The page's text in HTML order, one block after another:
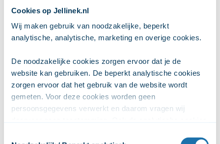
Cookies op Jellinek.nl
Wij maken gebruik van noodzakelijke, beperkt
analytische, analytische, marketing en overige cookies.
De noodzakelijke cookies zorgen ervoor dat je de
website kan gebruiken. De beperkt analytische cookies
zorgen ervoor dat het gebruik van de website wordt
gemeten. Voor deze cookies worden geen
persoonsgegevens verwerkt en daarom vragen wij
Meer informatie
Ma 28 september15:00 - 16:30
KOPP/KOV: Doe- en praatgroep (8-12 jaar),
Parkwijk Utrecht
Meer informatie